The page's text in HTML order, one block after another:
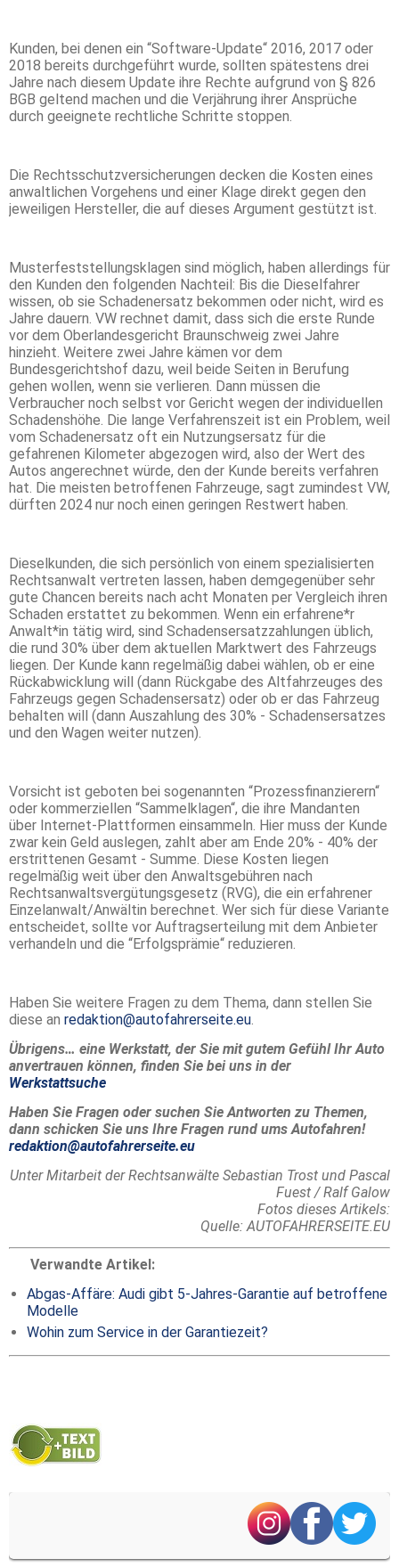
Kunden, bei denen ein “Software-Update“ 2016, 2017 oder
2018 bereits durchgeführt wurde, sollten spätestens drei
Jahre nach diesem Update ihre Rechte aufgrund von § 826
BGB geltend machen und die Verjährung ihrer Ansprüche
durch geeignete rechtliche Schritte stoppen.
Die Rechtsschutzversicherungen decken die Kosten eines
anwaltlichen Vorgehens und einer Klage direkt gegen den
jeweiligen Hersteller, die auf dieses Argument gestützt ist.
Musterfeststellungsklagen sind möglich, haben allerdings für
den Kunden den folgenden Nachteil: Bis die Dieselfahrer
wissen, ob sie Schadenersatz bekommen oder nicht, wird es
Jahre dauern. VW rechnet damit, dass sich die erste Runde
vor dem Oberlandesgericht Braunschweig zwei Jahre
hinzieht. Weitere zwei Jahre kämen vor dem
Bundesgerichtshof dazu, weil beide Seiten in Berufung
gehen wollen, wenn sie verlieren. Dann müssen die
Verbraucher noch selbst vor Gericht wegen der individuellen
Schadenshöhe. Die lange Verfahrenszeit ist ein Problem, weil
vom Schadenersatz oft ein Nutzungsersatz für die
gefahrenen Kilometer abgezogen wird, also der Wert des
Autos angerechnet würde, den der Kunde bereits verfahren
hat. Die meisten betroffenen Fahrzeuge, sagt zumindest VW,
dürften 2024 nur noch einen geringen Restwert haben.
Dieselkunden, die sich persönlich von einem spezialisierten
Rechtsanwalt vertreten lassen, haben demgegenüber sehr
gute Chancen bereits nach acht Monaten per Vergleich ihren
Schaden erstattet zu bekommen. Wenn ein erfahrene*r
Anwalt*in tätig wird, sind Schadensersatzzahlungen üblich,
die rund 30% über dem aktuellen Marktwert des Fahrzeugs
liegen. Der Kunde kann regelmäßig dabei wählen, ob er eine
Rückabwicklung will (dann Rückgabe des Altfahrzeuges des
Fahrzeugs gegen Schadensersatz) oder ob er das Fahrzeug
behalten will (dann Auszahlung des 30% - Schadensersatzes
und den Wagen weiter nutzen).
Vorsicht ist geboten bei sogenannten “Prozessfinanzierern“
oder kommerziellen “Sammelklagen“, die ihre Mandanten
über Internet-Plattformen einsammeln. Hier muss der Kunde
zwar kein Geld auslegen, zahlt aber am Ende 20% - 40% der
erstrittenen Gesamt - Summe. Diese Kosten liegen
regelmäßig weit über den Anwaltsgebühren nach
Rechtsanwaltsvergütungsgesetz (RVG), die ein erfahrener
Einzelanwalt/Anwältin berechnet. Wer sich für diese Variante
entscheidet, sollte vor Auftragserteilung mit dem Anbieter
verhandeln und die “Erfolgsprämie“ reduzieren.
Haben Sie weitere Fragen zu dem Thema, dann stellen Sie
diese an redaktion@autofahrerseite.eu.
Übrigens… eine Werkstatt, der Sie mit gutem Gefühl Ihr Auto
anvertrauen können, finden Sie bei uns in der
Werkstattsuche
Haben Sie Fragen oder suchen Sie Antworten zu Themen,
dann schicken Sie uns Ihre Fragen rund ums Autofahren!
redaktion@autofahrerseite.eu
Unter Mitarbeit der Rechtsanwälte Sebastian Trost und Pascal
Fuest / Ralf Galow
Fotos dieses Artikels:
Quelle: AUTOFAHRERSEITE.EU
Verwandte Artikel:
Abgas-Affäre: Audi gibt 5-Jahres-Garantie auf betroffene
Modelle
Wohin zum Service in der Garantiezeit?